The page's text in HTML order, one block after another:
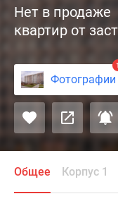
проект
комфорт-
на
южной
границе
Москвой,
от
компании
Нет в продаже
квартир от
Фотографии
Общее Корпус 1